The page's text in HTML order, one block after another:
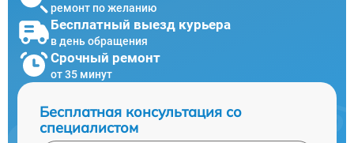
ремонт по желанию
Бесплатный выезд курьера
в день обращения
Срочный ремонт
от 35 минут
Бесплатная консультация со
специалистом